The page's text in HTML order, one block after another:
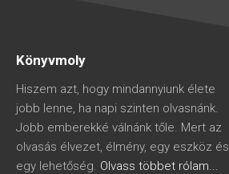
Könyvmoly
Hiszem azt, hogy mindannyiunk élete
jobb lenne, ha napi szinten olvasnánk.
Jobb emberekké válnánk tőle. Mert az
olvasás élvezet, élmény, egy eszköz és
egy lehetőség. Olvass többet rólam...